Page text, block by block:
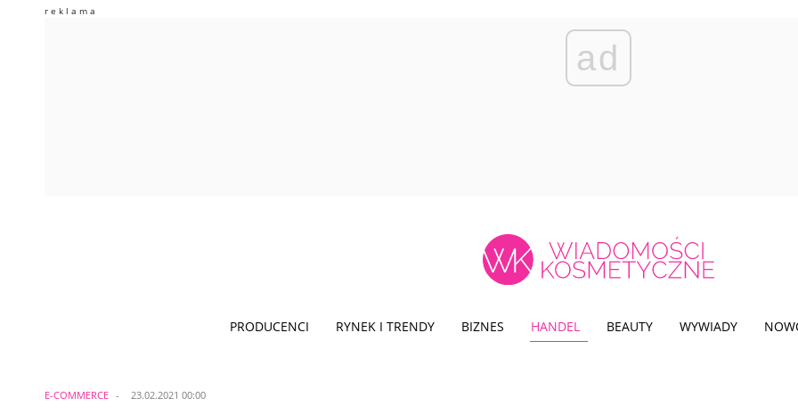
ad
PRODUCENCI RYNEK I TRENDY BIZNES HANDEL BEAUTY WYWIADY
E-COMMERCE 23.02.2021 00:00